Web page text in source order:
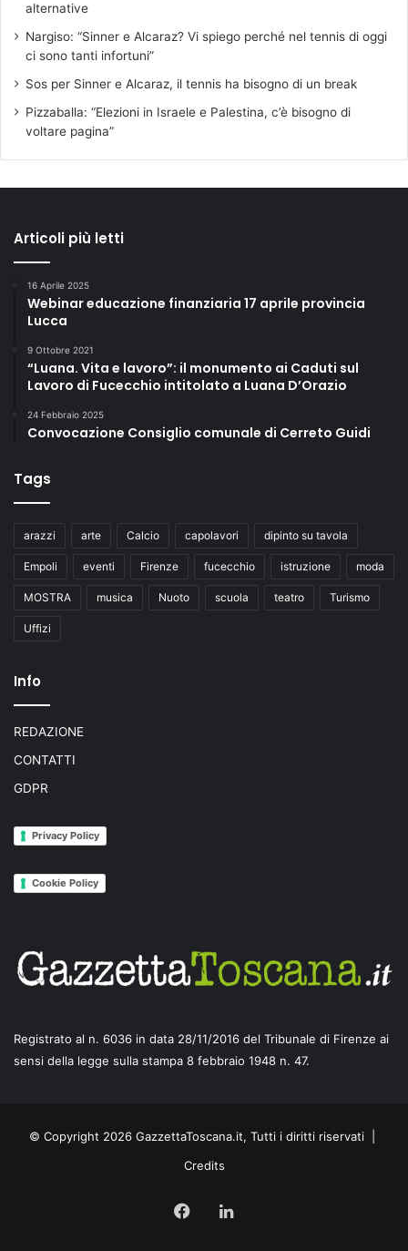
alternative
Nargiso: “Sinner e Alcaraz? Vi spiego perché nel tennis di oggi
ci sono tanti infortuni”
Sos per Sinner e Alcaraz, il tennis ha bisogno di un break
Pizzaballa: “Elezioni in Israele e Palestina, c’è bisogno di
voltare pagina”
Articoli più letti
16 Aprile 2025
Webinar educazione finanziaria 17 aprile provincia
Lucca
9 Ottobre 2021
“Luana. Vita e lavoro”: il monumento ai Caduti sul
Lavoro di Fucecchio intitolato a Luana D’Orazio
24 Febbraio 2025
Convocazione Consiglio comunale di Cerreto Guidi
Tags
arazzi arte Calcio capolavori dipinto su tavola
Empoli eventi Firenze fucecchio istruzione moda
MOSTRA musica Nuoto scuola teatro Turismo
Uffizi
Info
REDAZIONE
CONTATTI
GDPR
Privacy Policy
Cookie Policy
Registrato al n. 6036 in data 28/11/2016 del Tribunale di Firenze ai
sensi della legge sulla stampa 8 febbraio 1948 n. 47.
© Copyright 2026 GazzettaToscana.it, Tutti i diritti riservati |
Credits
FacebookLinkedIn